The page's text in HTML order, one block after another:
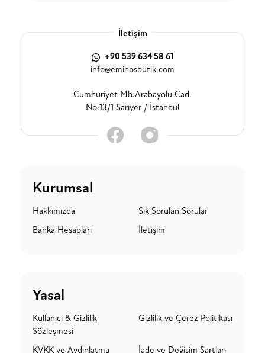
İletişim
+90 539 634 58 61
info@eminosbutik.com
Cumhuriyet Mh.Arabayolu Cad.
No:13/1 Sarıyer / İstanbul
Kurumsal
Hakkımızda
Sık Sorulan Sorular
Banka Hesapları
İletişim
Yasal
Kullanıcı & Gizlilik
Sözleşmesi
Gizlilik ve Çerez Politikası
KVKK ve Aydınlatma İade ve Değişim Şartları